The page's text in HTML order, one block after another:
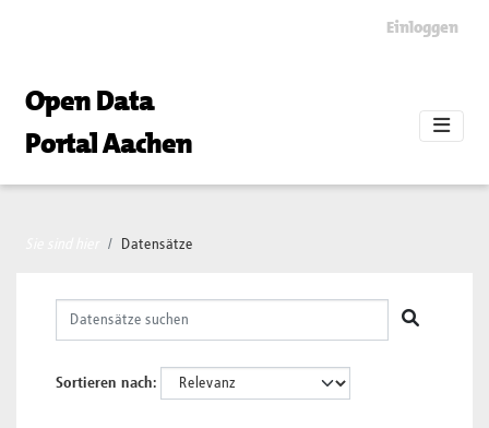
Einloggen
Open Data
Portal Aachen
Datensätze
Sortieren nach